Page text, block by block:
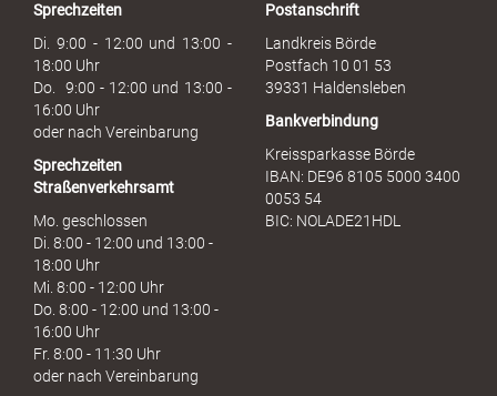
u
h
Sprechzeiten
Di. 9:00 - 12:00 und 13:00 -
18:00 Uhr
Do. 9:00 - 12:00 und 13:00 -
16:00 Uhr
oder nach Vereinbarung
Sprechzeiten
Straßenverkehrsamt
Mo. geschlossen
Di. 8:00 - 12:00 und 13:00 -
18:00 Uhr
Mi. 8:00 - 12:00 Uhr
Do. 8:00 - 12:00 und 13:00 -
16:00 Uhr
Fr. 8:00 - 11:30 Uhr
oder nach Vereinbarung
Postanschrift
Landkreis Börde
Postfach 10 01 53
39331 Haldensleben
Bankverbindung
Kreissparkasse Börde
IBAN: DE96 8105 5000 3400
0053 54
BIC: NOLADE21HDL